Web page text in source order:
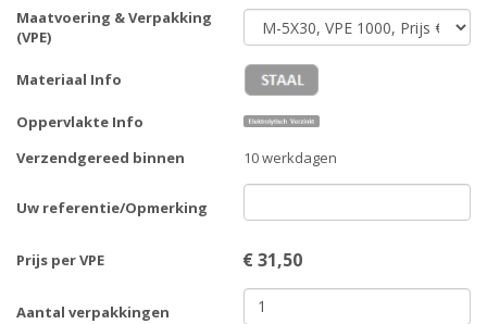
Maatvoering & Verpakking
(VPE)
Materiaal Info
Oppervlakte Info
Verzendgereed binnen
10 werkdagen
Uw referentie/Opmerking
Prijs per VPE €31,50
Aantal verpakkingen